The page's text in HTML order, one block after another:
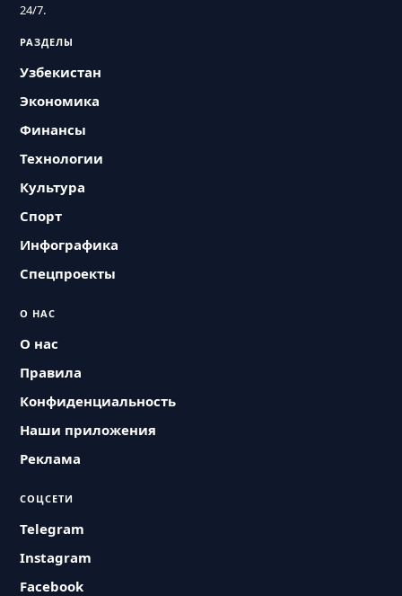
24/7.
РАЗДЕЛЫ
Узбекистан
Экономика
Финансы
Технологии
Культура
Спорт
Инфографика
Спецпроекты
О НАС
О нас
Правила
Конфиденциальность
Наши приложения
Реклама
СОЦСЕТИ
Telegram
Instagram
Facebook